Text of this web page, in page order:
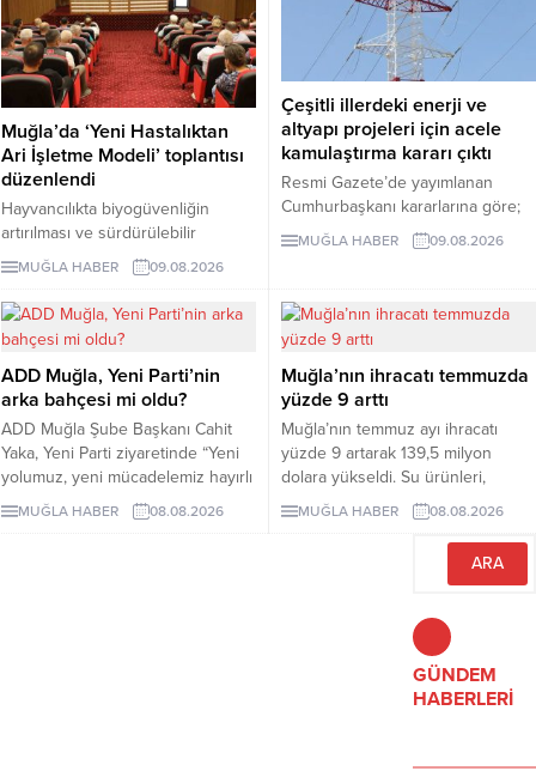
Muğla’da ‘Yeni Hastalıktan
Ari İşletme Modeli’ toplantısı
düzenlendi
Hayvancılıkta biyogüvenliğin
artırılması ve sürdürülebilir
üretimin desteklenmesi amacıyla
24 Temmuz 2026 tarihinde
yürürlüğe giren yeni mevzuata
ilişkin bilgilendirme toplantısı,
Muğla İl Tarım ve Orman
Müdürlüğü ev sahipliğinde
gerçekleştirildi.
MUĞLA HABER 09.08.2026
Çeşitli illerdeki enerji ve
altyapı projeleri için acele
kamulaştırma kararı çıktı
Resmi Gazete’de yayımlanan
Cumhurbaşkanı kararlarına göre;
Ankara, Kırıkkale, Muğla ve
Aydın’daki çeşitli enerji nakil hattı
için bazı taşınmazlar TEİAŞ
tarafından acele kamulaştırılacak.
MUĞLA HABER 09.08.2026
ADD Muğla, Yeni Parti’nin
arka bahçesi mi oldu?
ADD Muğla Şube Başkanı Cahit
Yaka, Yeni Parti ziyaretinde “Yeni
yolumuz, yeni mücadelemiz hayırlı
olsun” diyerek partiye destek
MUĞLA HABER 08.08.2026
Muğla’nın ihracatı temmuzda
yüzde 9 arttı
Muğla’nın temmuz ayı ihracatı
yüzde 9 artarak 139,5 milyon
dolara yükseldi. Su ürünleri,
madencilik ve yaş meyve sebze
sektörleri ihracattaki artışta öne
MUĞLA HABER 08.08.2026
GÜNDEM
HABERLERİ